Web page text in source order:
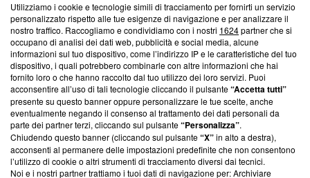
Questa sezione offre informazioni trasparenti su Blasting
News, sui nostri processi editoriali e su come ci impegniamo a
creare news di qualità. Inoltre, afferma la nostra aderenza a
‘Trust Project - News with Integrity’Blasting News non è
ancora membro del programma, ma ha richiesto di farne
parte; Trust Project non ha ancora effettuato una verifica di
conformità agli standard.
Su di noi
Team editoriale
Utilizziamo i cookie e tecnologie simili di tracciamento per fornirti un servizio
personalizzato rispetto alle tue esigenze di navigazione e per analizzare il
nostro traffico. Raccogliamo e condividiamo con i nostri 1624partner che si
occupano di analisi dei dati web, pubblicità e social media, alcune
informazioni sul tuo dispositivo, come l’indirizzo IP e le caratteristiche del tuo
dispositivo, i quali potrebbero combinarle con altre informazioni che hai
fornito loro o che hanno raccolto dal tuo utilizzo dei loro servizi. Puoi
acconsentire all’uso di tali tecnologie cliccando il pulsante“Accetta tutti”
presente su questo banner oppure personalizzare le tue scelte, anche
eventualmente negando il consenso al trattamento dei dati personali da
parte dei partner terzi, cliccando sul pulsante“Personalizza”.
Chiudendo questo banner (cliccando sul pulsante“X”in alto a destra),
acconsenti al permanere delle impostazioni predefinite che non consentono
l’utilizzo di cookie o altri strumenti di tracciamento diversi dai tecnici.
Noi e i nostri partner trattiamo i tuoi dati di navigazione per: Archiviare